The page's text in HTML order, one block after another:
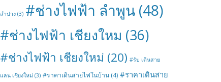
ลำปาง (3) #ช่างไฟฟ้า ลำพูน (48)
#ช่างไฟฟ้า เชียงใหม (36)
#ช่างไฟฟ้า เชียงใหม่ (20) #รับ เดินสาย
แลน เชียงใหม่ (3) #ราคาเดินสายไฟในบ้าน (4) #ราคาเดินสาย